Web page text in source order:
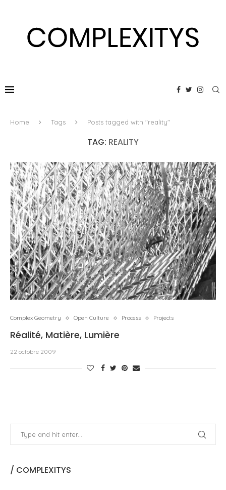
Home Tags Posts tagged with "reality"
TAG: REALITY
Complex Geometry Open Culture Process Projects
Réalité, Matière, Lumière
22 octobre 2009
/ COMPLEXITYS